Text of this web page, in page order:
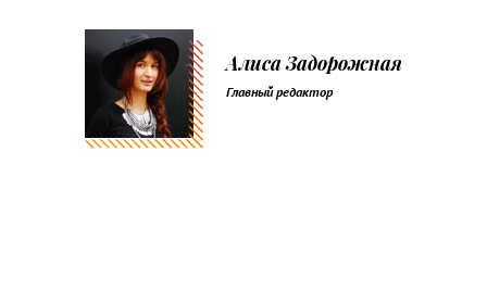
Алиса Задорожная
Главный редактор